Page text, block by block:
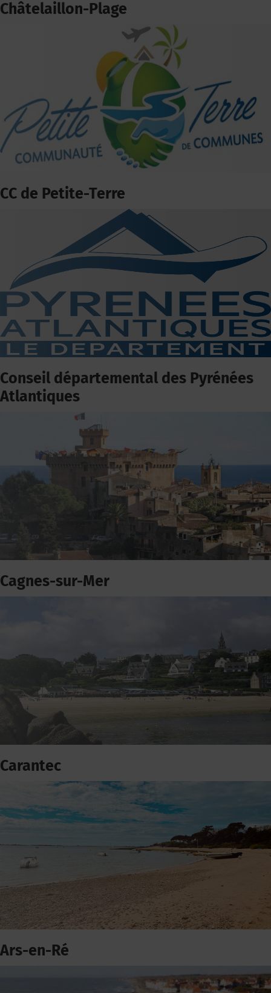
Châtelaillon-Plage
CC de Petite-Terre
Conseil départemental des Pyrénées
Atlantiques
Cagnes-sur-Mer
Carantec
Ars-en-Ré